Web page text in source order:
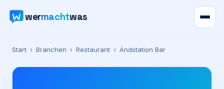
wermachtwas
Verzeichnis
Karte
Start › Branchen › Restaurant › Ändstation Bar